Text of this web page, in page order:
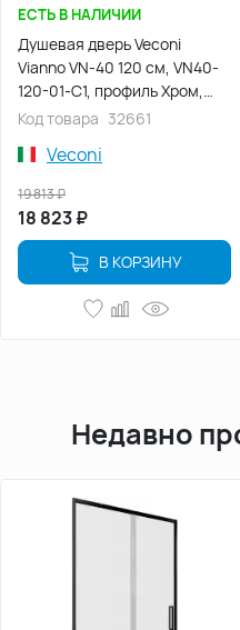
ЕСТЬ В НАЛИЧИИ
Душевая дверь Veconi
Vianno VN-40 120 см, VN40-
120-01-C1, профиль Хром,
стекло Прозрачное
Код товара 32661
Veconi
18 823₽
19 813₽
В КОРЗИНУ
Недавно